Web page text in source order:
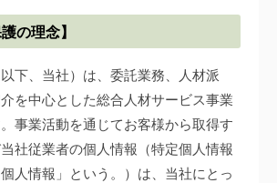
の理念】
下、当社）は、委託業務、人材派
を中心とした総合人材サービス事業
事業活動を通じてお客様から取得す
社従業者の個人情報（特定個人情報
人情報」という。）は、当社にとっ